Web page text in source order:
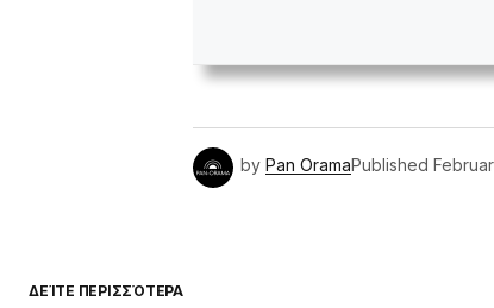
by Pan OramaPublished
ΔΕΊΤΕ ΠΕΡΙΣΣΌΤΕΡΑ